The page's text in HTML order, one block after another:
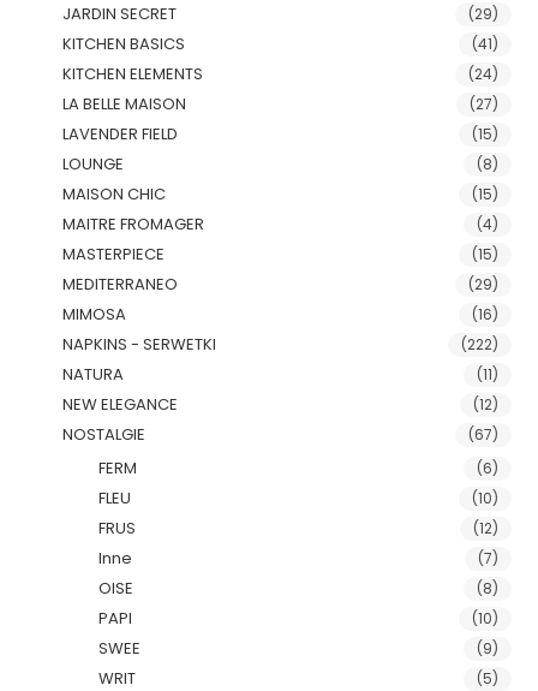
JARDIN SECRET (29)
KITCHEN BASICS (41)
KITCHEN ELEMENTS (24)
LA BELLE MAISON (27)
LAVENDER FIELD (15)
LOUNGE (8)
MAISON CHIC (15)
MAITRE FROMAGER (4)
MASTERPIECE (15)
MEDITERRANEO (29)
MIMOSA (16)
NAPKINS - SERWETKI (222)
NATURA (11)
NEW ELEGANCE (12)
NOSTALGIE (67)
FERM (6)
FLEU (10)
FRUS (12)
Inne (7)
OISE (8)
PAPI (10)
SWEE (9)
WRIT (5)